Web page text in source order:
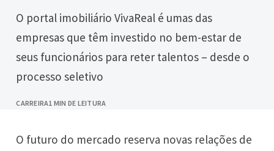
O portal imobiliário VivaReal é umas das
empresas que têm investido no bem-estar de
seus funcionários para reter talentos – desde o
processo seletivo
CARREIRA1 MIN DE LEITURA
O futuro do mercado reserva novas relações de